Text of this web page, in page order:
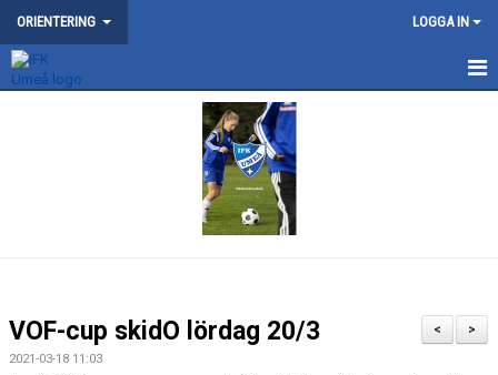
ORIENTERING LOGGA IN
OM ORIENTERINGSSEKTIONEN
MOTION
>
<
VOF-cup skidO lördag 20/3
2021-03-18 11:03